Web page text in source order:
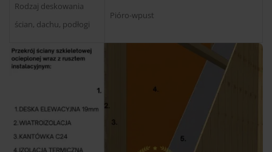
Rodzaj deskowania
ścian, dachu, podłogi
Pióro-wpust